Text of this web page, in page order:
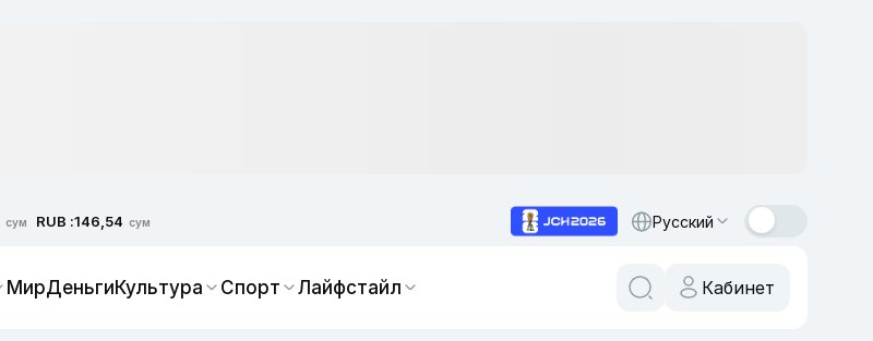
сум RUB :146,54 сум Русский
МирДеньгиКультура Спорт Лайфстайл Кабинет